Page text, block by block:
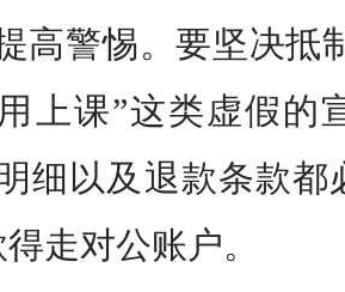
高警惕。要坚决抵
上课”这类虚假的
细以及退款条款都
走对公账户。